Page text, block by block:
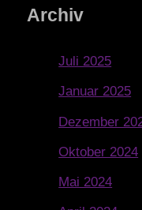
Archiv
Juli 2025
Januar 2025
Dezember
Oktober 2024
Mai 2024